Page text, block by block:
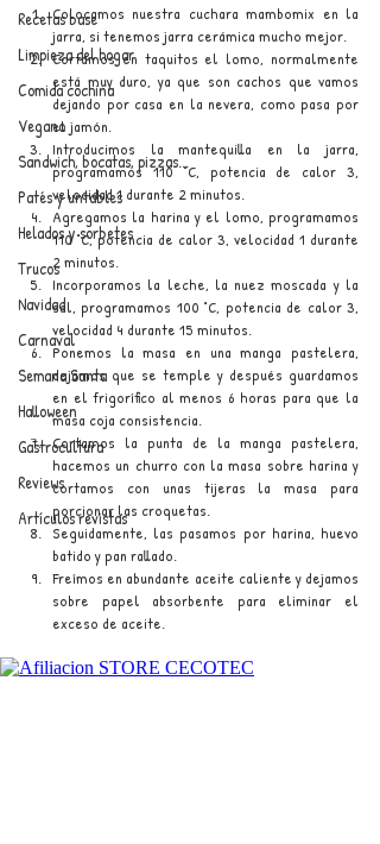
Recetas base
Limpieza del hogar
Comida cochina
Vegano
Sandwich, bocatas, pizzas...
Patés y untables
Helados y sorbetes
Trucos
Navidad
Carnaval
Semana Santa
Halloween
Gastrocultura
Reviews
Artículos revistas
Colocamos nuestra cuchara mambomix en la
jarra, si tenemos jarra cerámica mucho mejor.
Cortamos en taquitos el lomo, normalmente
está muy duro, ya que son cachos que vamos
dejando por casa en la nevera, como pasa por
el jamón.
Introducimos la mantequilla en la jarra,
programamos 110 °C, potencia de calor 3,
velocidad 1 durante 2 minutos.
Agregamos la harina y el lomo, programamos
110 °C, potencia de calor 3, velocidad 1 durante
2 minutos.
Incorporamos la leche, la nuez moscada y la
sal, programamos 100 °C, potencia de calor 3,
velocidad 4 durante 15 minutos.
Ponemos la masa en una manga pastelera,
dejamos que se temple y después guardamos
en el frigorífico al menos 6 horas para que la
masa coja consistencia.
Cortamos la punta de la manga pastelera,
hacemos un churro con la masa sobre harina y
cortamos con unas tijeras la masa para
porcionar las croquetas.
Seguidamente, las pasamos por harina, huevo
batido y pan rallado.
Freímos en abundante aceite caliente y dejamos
sobre papel absorbente para eliminar el
exceso de aceite.